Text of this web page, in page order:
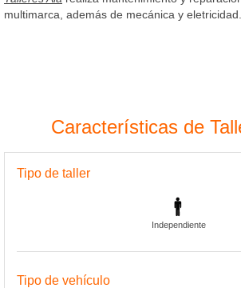
multimarca, además de mecánica y eletricidad.
Características de
Tipo de taller
Independiente
Tipo de vehículo